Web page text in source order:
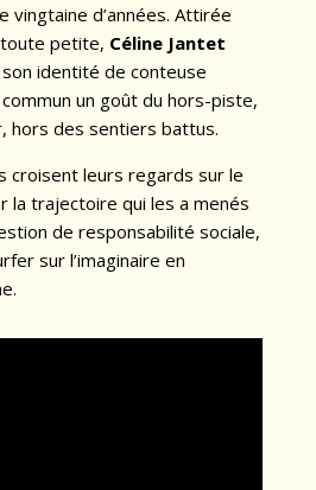
vingtaine d’années. Attirée
petite, Céline Jantet
identité de conteuse
un goût du hors-piste,
hors des sentiers battus.
croisent leurs regards sur le
la trajectoire qui les a menés
de responsabilité sociale,
sur l’imaginaire en